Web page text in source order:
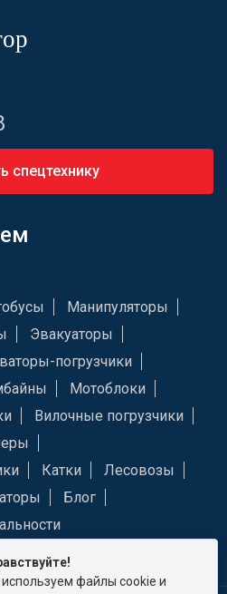
спецтехнику
Манипуляторы
Эвакуаторы
погрузчики
Мотоблоки
Вилочные погрузчики
Катки
Лесовозы
Блог
файлы cookie и